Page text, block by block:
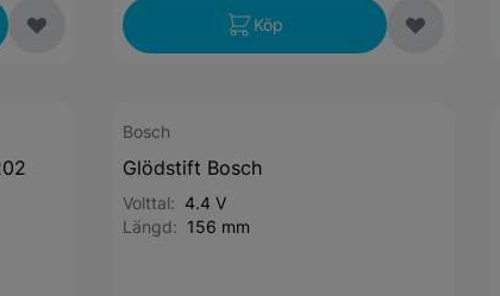
Köp
Bosch
Glödstift Bosch
Volttal: 4.4 V
Längd: 156 mm